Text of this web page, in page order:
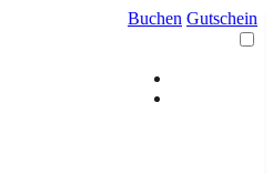
Buchen Gutschein